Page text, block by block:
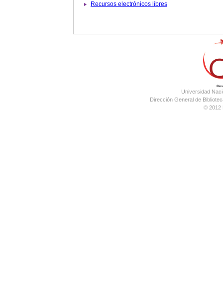
Recursos electrónicos libres
Universidad
Dirección General de
© 2012